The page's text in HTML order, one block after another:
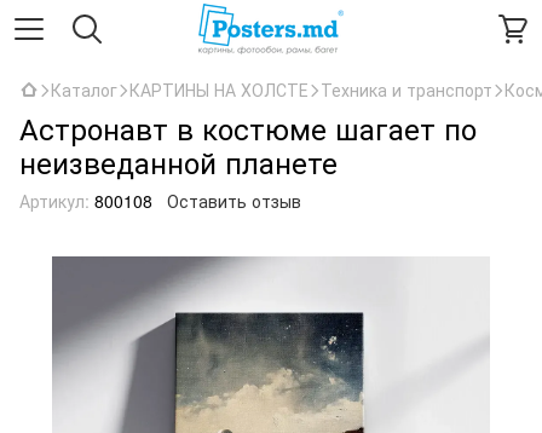
Каталог КАРТИНЫ НА ХОЛСТЕ Техника и транспорт
Астронавт в костюме шагает по
неизведанной планете
Артикул: 800108 Оставить отзыв